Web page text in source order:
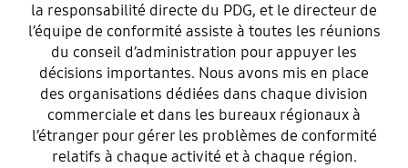
mondiale de premier plan.
la responsabilité directe du PDG, et le directeur de
l’équipe de conformité assiste à toutes les réunions
du conseil d’administration pour appuyer les
décisions importantes. Nous avons mis en place
des organisations dédiées dans chaque division
commerciale et dans les bureaux régionaux à
l’étranger pour gérer les problèmes de conformité
relatifs à chaque activité et à chaque région.